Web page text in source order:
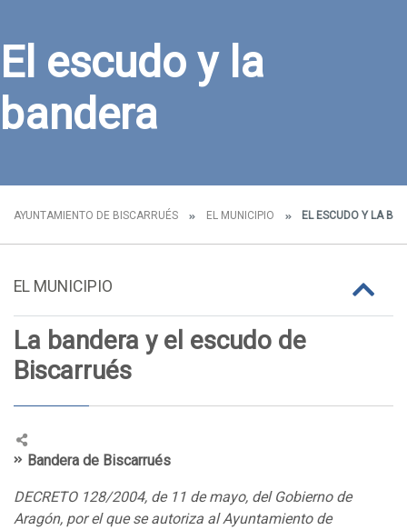
El escudo y la
bandera
AYUNTAMIENTO DE BISCARRUÉS EL MUNICIPIO EL ESCUDO Y LA
EL MUNICIPIO
La bandera y el escudo de
Biscarrués
Bandera de Biscarrués
DECRETO 128/2004, de 11 de mayo, del Gobierno de
Aragón, por el que se autoriza al Ayuntamiento de